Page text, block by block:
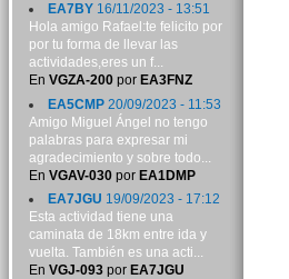
EA7BY16/11/2023 - 13:51
Hola amigo Rafael:te felicito por
por tu forma de llevar las
actividades,eres un f...
En VGZA-200por EA3FNZ
EA5CMP20/09/2023 - 11:53
Amigo Miguel Ángel no tengo
palabras para expresar mi
agradecimiento y sobre todo...
En VGAV-030por EA1DMP
EA7JGU 19/09/2023 - 17:12
Esta actividad tiene una
caminata de 18km entre ida y
vuelta. También es una acti...
En VGJ-093por EA7JGU